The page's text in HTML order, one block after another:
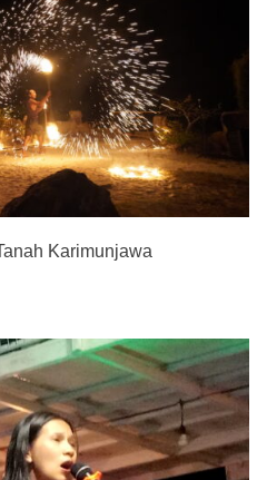
Karimunjawa